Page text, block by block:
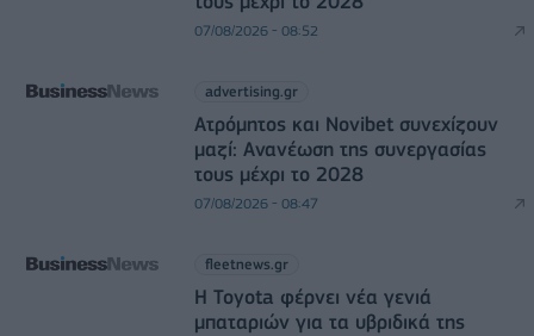
07/08/2026 - 08:52
advertising.gr
Ατρόμητος και Novibet συνεχίζουν
μαζί: Ανανέωση της συνεργασίας
τους μέχρι το 2028
07/08/2026 - 08:47
fleetnews.gr
Η Toyota φέρνει νέα γενιά
μπαταριών για τα υβριδικά της